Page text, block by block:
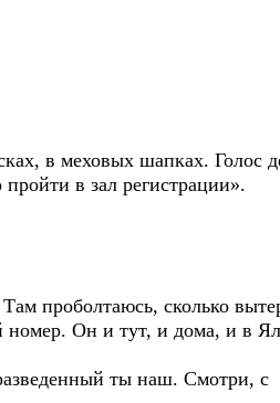
в меховых шапках. Голос
в зал регистрации».
проболтаюсь, сколько
номер. Он и тут, и дома, и в
ты наш. Смотри, с